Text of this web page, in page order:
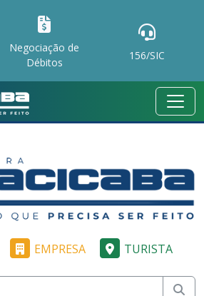
Negociação de
Débitos
156/SIC
EMPRESA TURISTA